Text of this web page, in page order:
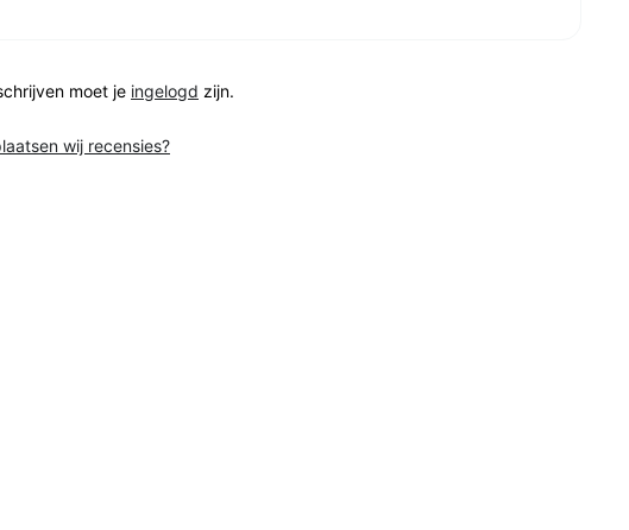
moet je ingelogd zijn.
wij recensies?